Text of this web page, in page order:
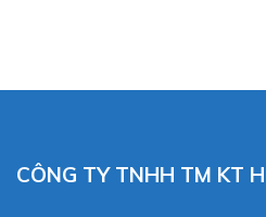
CÔNG TY TNHH TM KT